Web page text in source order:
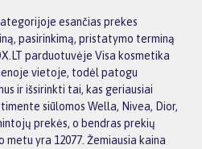
esančias prekes
pasirinkimą, pristatymo terminą
parduotuvėje Visa kosmetika
vietoje, todėl patogu
ir išsirinkti tai, kas geriausiai
siūlomos Wella, Nivea, Dior,
prekės, o bendras prekių
yra 12077. Žemiausia kaina